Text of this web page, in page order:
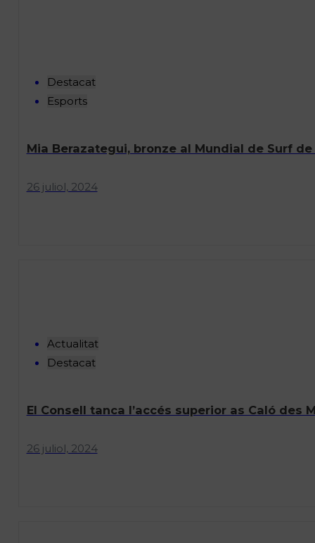
Destacat
Esports
Mia Berazategui, bronze al Mundial de Surf de
26 juliol, 2024
Actualitat
Destacat
El Consell tanca l’accés superior as Caló des
26 juliol, 2024